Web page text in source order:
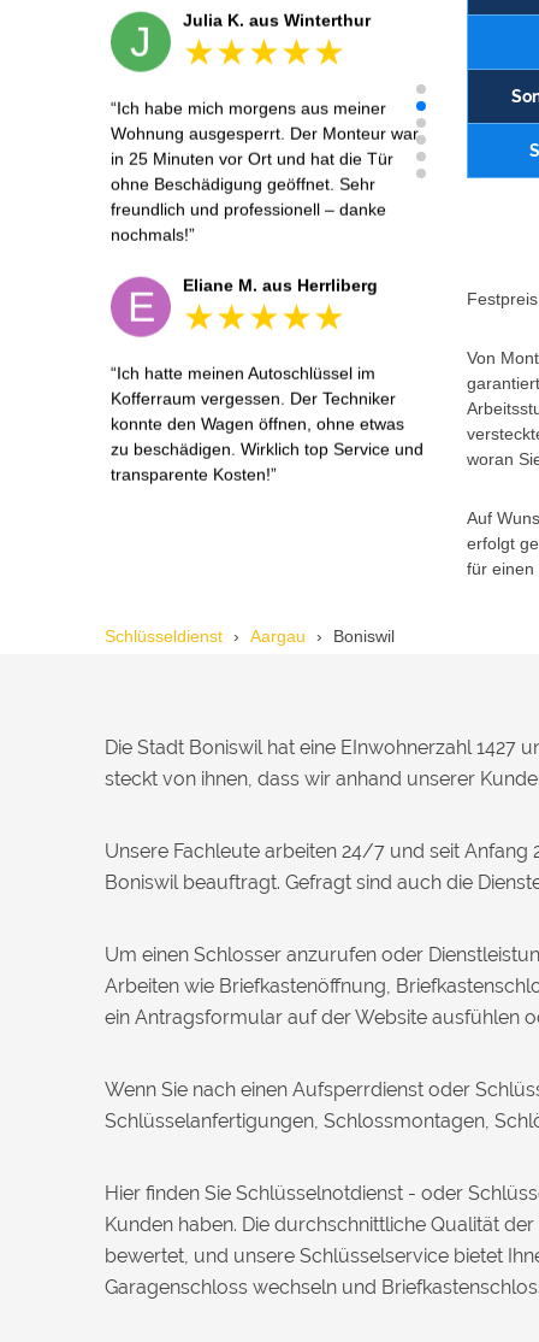
Von
woran
Auf
erfolgt
für einen
J Julia K. aus Winterthur
Ich habe mich morgens aus meiner
Wohnung ausgesperrt. Der Monteur war
in 25 Minuten vor Ort und hat die Tür
ohne Beschädigung geöffnet. Sehr
freundlich und professionell – danke
nochmals!
E Eliane M. aus Herrliberg
Ich hatte meinen Autoschlüssel im
Kofferraum vergessen. Der Techniker
konnte den Wagen öffnen, ohne etwas
zu beschädigen. Wirklich top Service und
transparente Kosten!
Notöffnung bei meiner alten Balkontür
offen. Sehr beeindruckt!
M
rufen. Techniker war schnell da, aber
das Ersatzteil (Zylinder) war nicht sofort
verfügbar. Kam am nächsten Tag.
Trotzdem zufrieden.
D Daniel W. aus Uster
verlorenen Haustürschlüssel. Die Tür
wurde ohne Kratzer geöffnet, nur der
Preis war leicht höher als erwartet – aber
nachvollziehbar erklärt.
Schlüsseldienst Aargau Boniswil
Die Stadt Boniswil hat eine EInwohnerzahl 1427
steckt von ihnen, dass wir anhand unserer
Unsere Fachleute arbeiten 24/7 und seit
Boniswil beauftragt. Gefragt sind auch die
Um einen Schlosser anzurufen oder
Arbeiten wie Briefkastenöffnung,
ein Antragsformular auf der Website ausfühlen
Wenn Sie nach einen Aufsperrdienst oder
Schlüsselanfertigungen, Schlossmontagen,
Hier finden Sie Schlüsselnotdienst - oder
Kunden haben. Die durchschnittliche Qualität
bewertet, und unsere Schlüsselservice bietet
Garagenschloss wechseln und